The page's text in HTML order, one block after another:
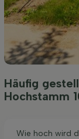
Häufig
Hochstamm
Wie hoch wird